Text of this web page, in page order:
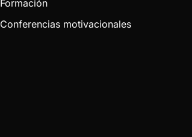
Formación
Conferencias motivacionales